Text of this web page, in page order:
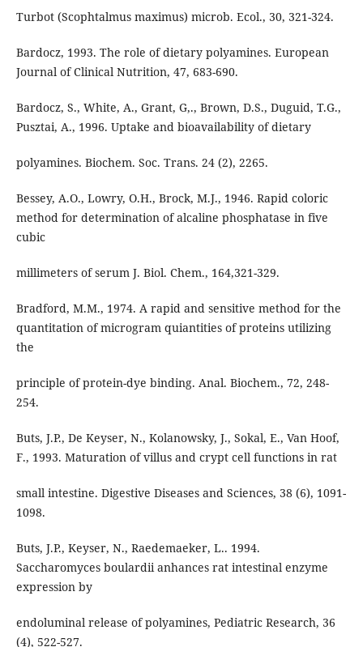
Turbot (Scophtalmus maximus) microb. Ecol., 30, 321-324.
Bardocz, 1993. The role of dietary polyamines. European
Journal of Clinical Nutrition, 47, 683-690.
Bardocz, S., White, A., Grant, G,., Brown, D.S., Duguid, T.G.,
Pusztai, A., 1996. Uptake and bioavailability of dietary
polyamines. Biochem. Soc. Trans. 24 (2), 2265.
Bessey, A.O., Lowry, O.H., Brock, M.J., 1946. Rapid coloric
method for determination of alcaline phosphatase in five
cubic
millimeters of serum J. Biol. Chem., 164,321-329.
Bradford, M.M., 1974. A rapid and sensitive method for the
quantitation of microgram quiantities of proteins utilizing
the
principle of protein-dye binding. Anal. Biochem., 72, 248-
254.
Buts, J.P., De Keyser, N., Kolanowsky, J., Sokal, E., Van Hoof,
F., 1993. Maturation of villus and crypt cell functions in rat
small intestine. Digestive Diseases and Sciences, 38 (6), 1091-
1098.
Buts, J.P., Keyser, N., Raedemaeker, L.. 1994.
Saccharomyces boulardii anhances rat intestinal enzyme
expression by
endoluminal release of polyamines, Pediatric Research, 36
(4), 522-527.